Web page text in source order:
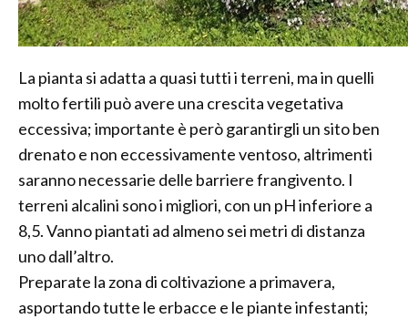
La pianta si adatta a quasi tutti i terreni, ma in quelli
molto fertili può avere una crescita vegetativa
eccessiva; importante è però garantirgli un sito ben
drenato e non eccessivamente ventoso, altrimenti
saranno necessarie delle barriere frangivento. I
terreni alcalini sono i migliori, con un pH inferiore a
8,5. Vanno piantati ad almeno sei metri di distanza
uno dall’altro.
Preparate la zona di coltivazione a primavera,
asportando tutte le erbacce e le piante infestanti;